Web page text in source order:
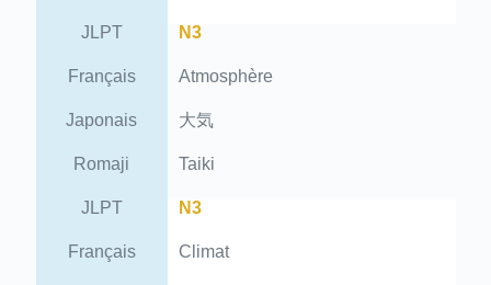
JLPT N3
Français Atmosphère
Japonais 大気
Romaji Taiki
JLPT N3
Français Climat